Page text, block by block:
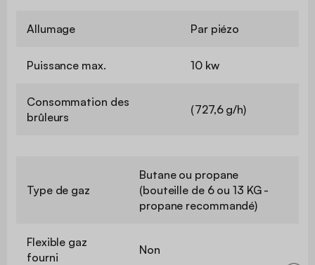
Allumage Par piézo
Puissance max. 10 kw
Consommation des
brûleurs
(727,6 g/h)
Type de gaz
Butane ou propane
(bouteille de 6 ou 13 KG -
propane recommandé)
Flexible gaz
fourni
Non